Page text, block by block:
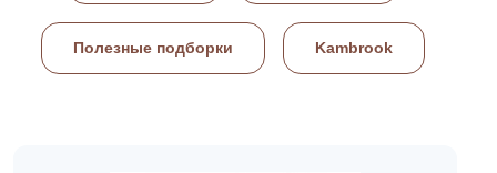
Полезные подборки Kambrook